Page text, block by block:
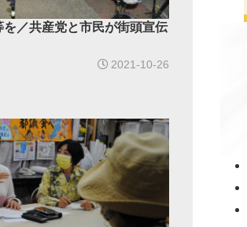
／共産党と市民が街頭宣伝
2021-10-26